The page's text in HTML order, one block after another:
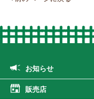
お知らせ
販売店